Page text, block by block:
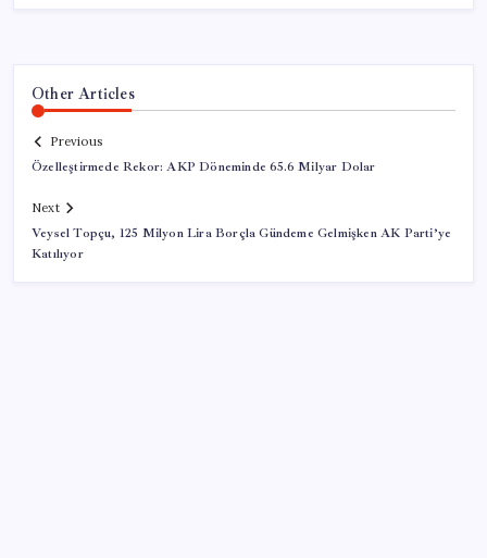
Other Articles
Previous
Özelleştirmede Rekor: AKP Döneminde 65.6 Milyar Dolar
Next
Veysel Topçu, 125 Milyon Lira Borçla Gündeme Gelmişken AK Parti’ye
Katılıyor